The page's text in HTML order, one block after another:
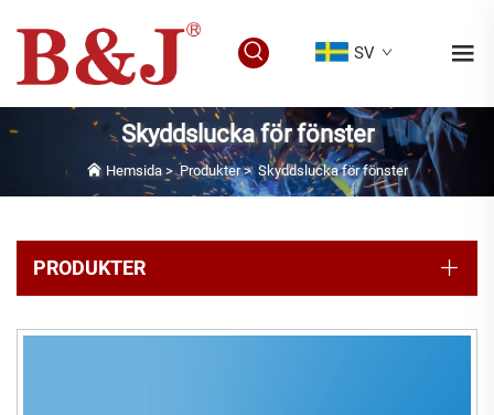
SV
Skyddslucka för fönster
Hemsida >Produkter>Skyddslucka för fönster
PRODUKTER